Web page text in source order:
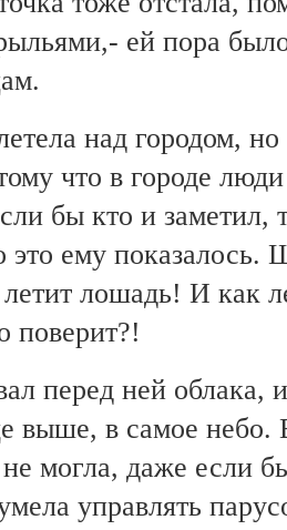
ей пора
над городом, но
что в городе
бы кто и заметил,
это ему показалось.
лошадь! И как
поверит?!
перед ней облака,
выше, в самое небо.
не могла, даже если
управлять